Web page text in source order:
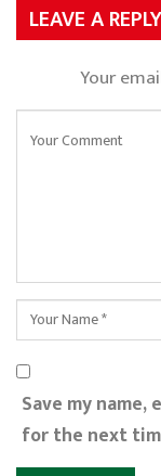
LEAVE A REPLY
Your
Save my
for the next